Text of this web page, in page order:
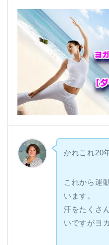
かれこれ20
これから運
います。
汗をたくさ
いですがヨ